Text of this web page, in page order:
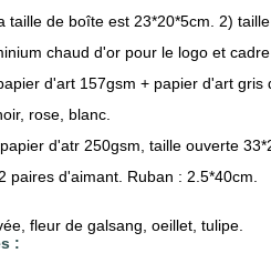
taille de boîte est 23*20*5cm. 2)
chaud d'or pour le logo et
d'art 157gsm + papier d'art
rose, blanc.
papier d'atr 250gsm, taille ouverte
2 paires d'aimant. Ruban : 2.5*40cm.
fleur de galsang, oeillet, tulipe.
: